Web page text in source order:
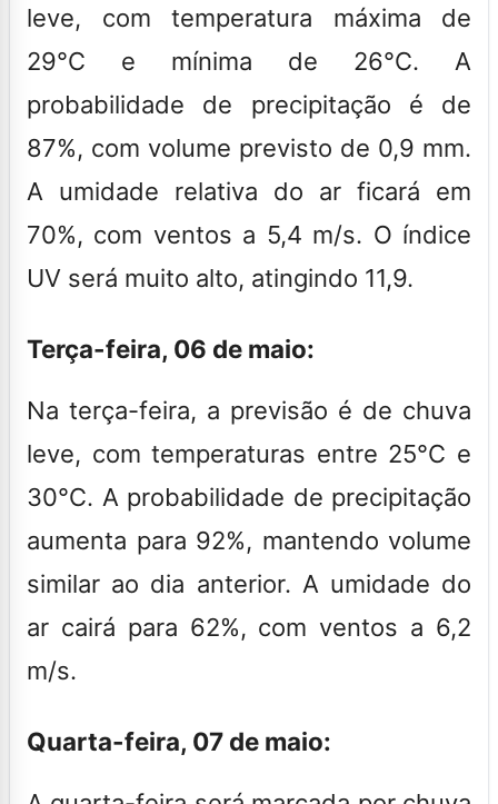
leve, com temperatura máxima de
29°C e mínima de 26°C. A
probabilidade de precipitação é de
87%, com volume previsto de 0,9 mm.
A umidade relativa do ar ficará em
70%, com ventos a 5,4 m/s. O índice
UV será muito alto, atingindo 11,9.
Terça-feira, 06 de maio:
Na terça-feira, a previsão é de chuva
leve, com temperaturas entre 25°C e
30°C. A probabilidade de precipitação
aumenta para 92%, mantendo volume
similar ao dia anterior. A umidade do
ar cairá para 62%, com ventos a 6,2
m/s.
Quarta-feira, 07 de maio: